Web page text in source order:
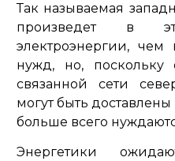
Так называемая
произведет в
электроэнергии,
нужд, но,
связанной сети
могут быть
больше всего
Энергетики